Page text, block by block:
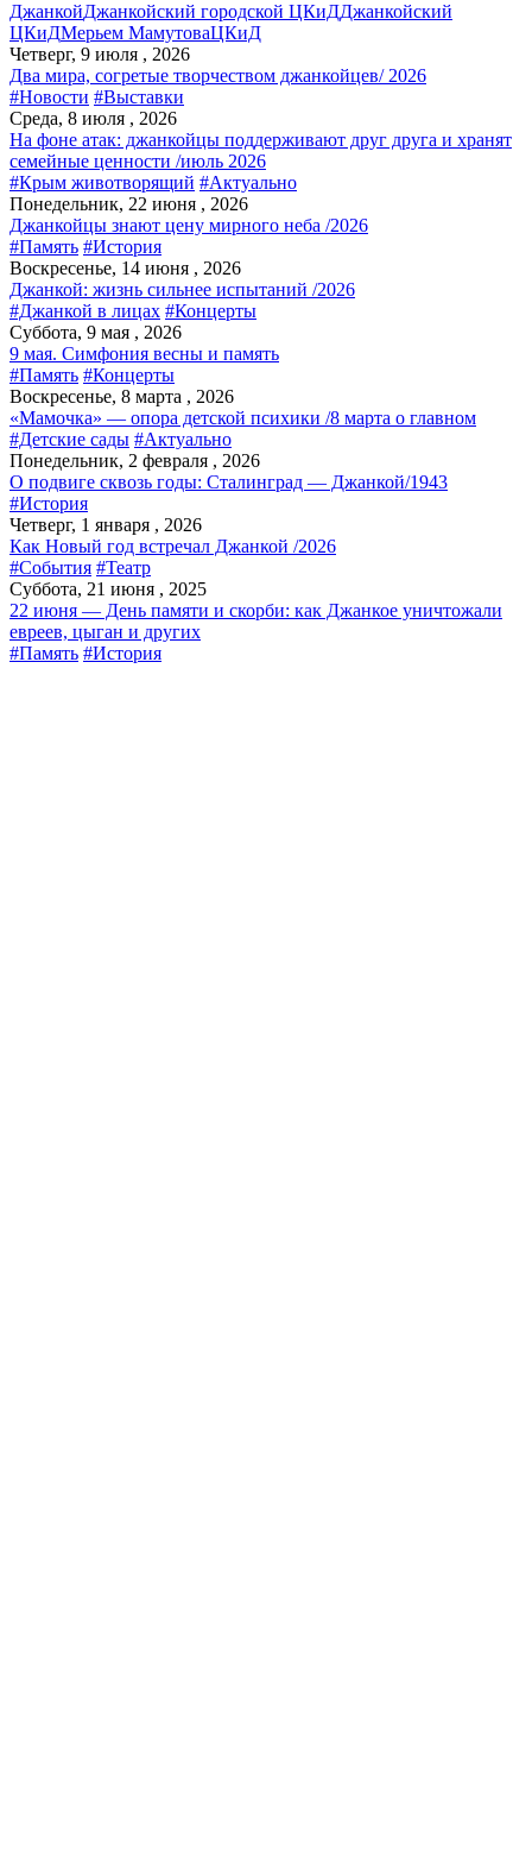
ДжанкойДжанкойский городской ЦКиДДжанкойский
ЦКиДМерьем МамутоваЦКиД
Четверг, 9 июля , 2026
Два мира, согретые творчеством джанкойцев/ 2026
#Новости #Выставки
Среда, 8 июля , 2026
На фоне атак: джанкойцы поддерживают друг друга и хранят
семейные ценности /июль 2026
#Крым животворящий #Актуально
Понедельник, 22 июня , 2026
Джанкойцы знают цену мирного неба /2026
#Память #История
Воскресенье, 14 июня , 2026
Джанкой: жизнь сильнее испытаний /2026
#Джанкой в лицах #Концерты
Суббота, 9 мая , 2026
9 мая. Симфония весны и память
#Память #Концерты
Воскресенье, 8 марта , 2026
«Мамочка» — опора детской психики /8 марта о главном
#Детские сады #Актуально
Понедельник, 2 февраля , 2026
О подвиге сквозь годы: Сталинград — Джанкой/1943
#История
Четверг, 1 января , 2026
Как Новый год встречал Джанкой /2026
#События #Театр
Суббота, 21 июня , 2025
22 июня — День памяти и скорби: как Джанкое уничтожали
евреев, цыган и других
#Память #История